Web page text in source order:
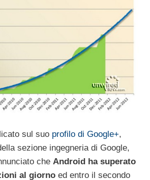
sul suo profilo di Google+,
sezione ingegneria di Google,
che Android ha superato
al giorno ed entro il secondo